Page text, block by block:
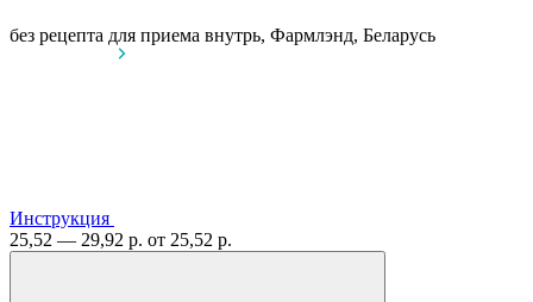
без рецепта для приема внутрь, Фармлэнд, Беларусь
Инструкция
25,52 — 29,92 р. от 25,52 р.